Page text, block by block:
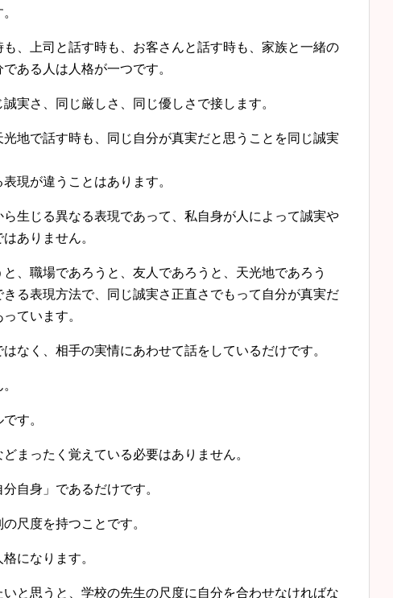
、上司と話す時も、お客さんと話す時も、家族と一緒の
ある人は人格が一つです。
実さ、同じ厳しさ、同じ優しさで接します。
地で話す時も、同じ自分が真実だと思うことを同じ誠実
現が違うことはあります。
生じる異なる表現であって、私自身が人によって誠実や
ありません。
、職場であろうと、友人であろうと、天光地であろう
る表現方法で、同じ誠実さ正直さでもって自分が真実だ
ています。
なく、相手の実情にあわせて話をしているだけです。
す。
まったく覚えている必要はありません。
自身」であるだけです。
尺度を持つことです。
になります。
と思うと、学校の先生の尺度に自分を合わせなければな